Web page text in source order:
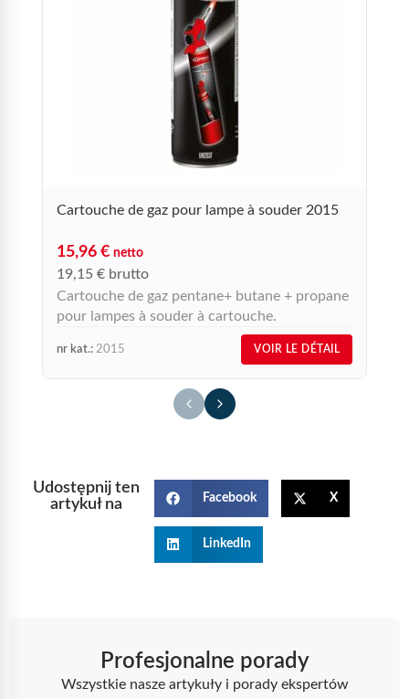
Cartouche de gaz pour lampe à souder 2015
15,96 € netto
19,15 € brutto
Cartouche de gaz pentane+ butane + propane
pour lampes à souder à cartouche.
nr kat.: 2015 VOIR LE DÉTAIL
Udostępnij ten
artykuł na
Facebook X
LinkedIn
Profesjonalne porady
Wszystkie nasze artykuły i porady ekspertów